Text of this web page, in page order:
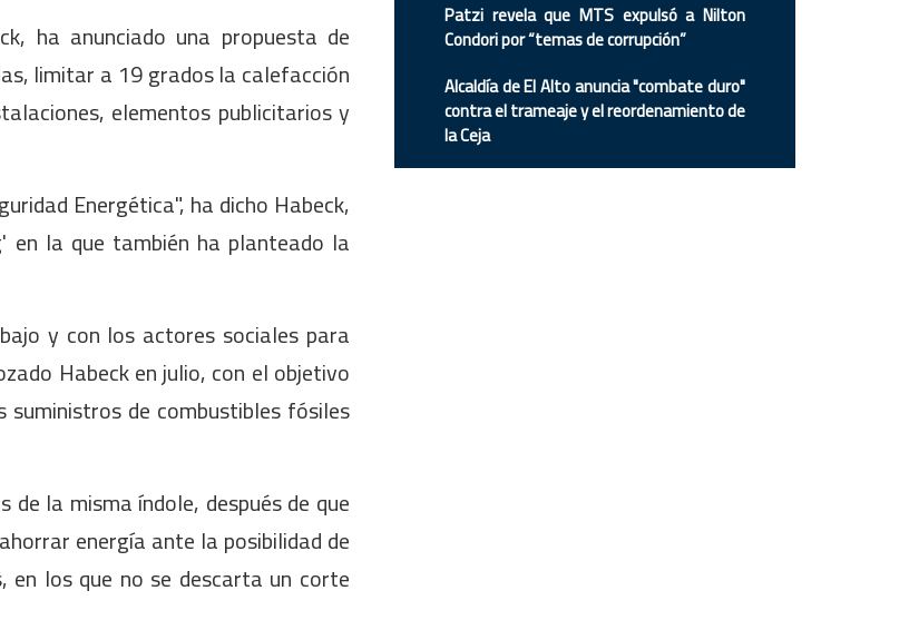
ha anunciado una propuesta de
limitar a 19 grados la calefacción
elementos publicitarios y
Energética", ha dicho Habeck,
en la que también ha planteado la
y con los actores sociales para
Habeck en julio, con el objetivo
suministros de combustibles fósiles
la misma índole, después de que
energía ante la posibilidad de
en los que no se descarta un corte
Patzi revela que MTS expulsó a Nilton
Condori por “temas de corrupción”
Alcaldía de El Alto anuncia "combate duro"
contra el trameaje y el reordenamiento de
la Ceja